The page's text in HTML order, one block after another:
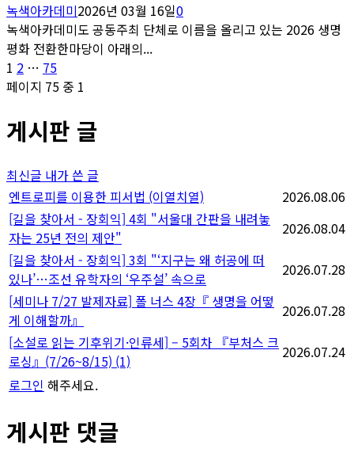
녹색아카데미2026년 03월 16일0
녹색아카데미도 공동주최 단체로 이름을 올리고 있는 2026 생명
평화 전환한마당이 아래의...
글
페
이
지
매
김
페
이
1 페
이
2 … 페
이
75
페이지 75 중 1
게시판 글
최신글 내가 쓴 글
엔트로피를 이용한 피서법 (이열치열)
2026.08.06
[길을 찾아서 - 장회익] 4회 "서울대 간판을 내려놓
자는 25년 전의 제안"
2026.08.04
[길을 찾아서 - 장회익] 3회 "‘지구는 왜 허공에 떠
있나’…조선 유학자의 ‘우주설’ 속으로
2026.07.28
[세미나 7/27 발제자료] 폴 너스 4장『 생명을 어떻
게 이해할까』
2026.07.28
[소설로 읽는 기후위기·인류세] – 5회차 『부처스 크
로싱』(7/26~8/15) (1)
2026.07.24
로그인 해주세요.
게시판 댓글